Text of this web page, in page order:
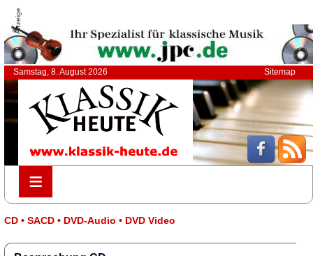
Anzeige
Samstag, 8. August 2026 Sitemap
≡
≡
CD • SACD • DVD-Audio • DVD Video